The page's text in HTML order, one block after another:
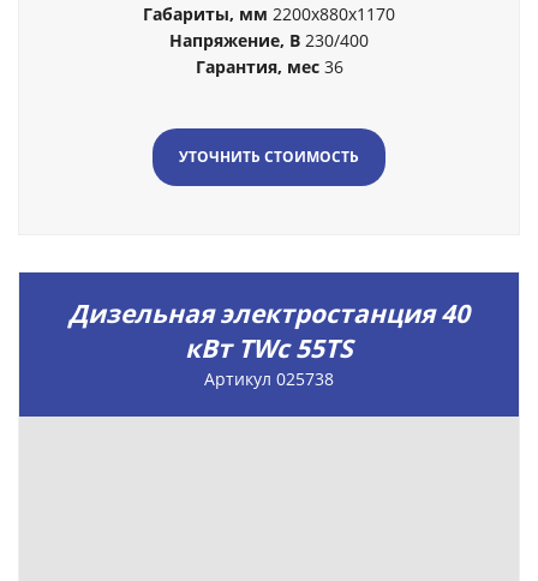
Габариты, мм 2200x880x1170
Напряжение, В 230/400
Гарантия, мес 36
УТОЧНИТЬ СТОИМОСТЬ
Дизельная электростанция 40
кВт TWc 55TS
Артикул 025738